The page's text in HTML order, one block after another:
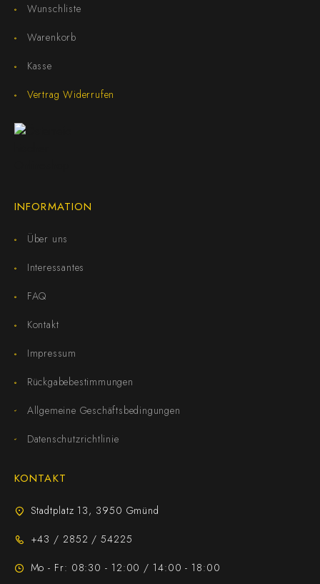
Wunschliste
Warenkorb
Kasse
Vertrag Widerrufen
INFORMATION
Über uns
Interessantes
FAQ
Kontakt
Impressum
Rückgabebestimmungen
Allgemeine Geschäftsbedingungen
Datenschutzrichtlinie
KONTAKT
Stadtplatz 13, 3950 Gmünd
+43 / 2852 / 54225
Mo - Fr: 08:30 - 12:00 / 14:00 - 18:00